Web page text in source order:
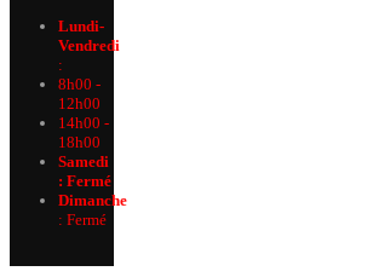
Lundi-
Vendredi
:
8h00 -
12h00
14h00 -
18h00
Samedi
: Fermé
Dimanche
: Fermé